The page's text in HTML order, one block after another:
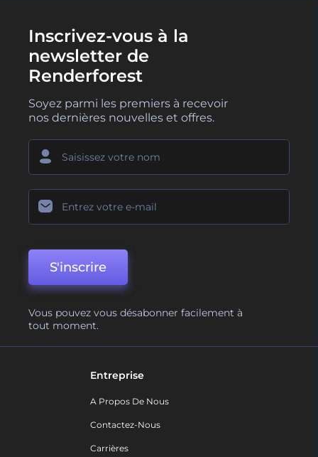
Inscrivez-vous à la
newsletter de
Renderforest
Soyez parmi les premiers à recevoir
nos dernières nouvelles et offres.
S'inscrire
Vous pouvez vous désabonner facilement à
tout moment.
Entreprise
A Propos De Nous
Contactez-Nous
Carrières